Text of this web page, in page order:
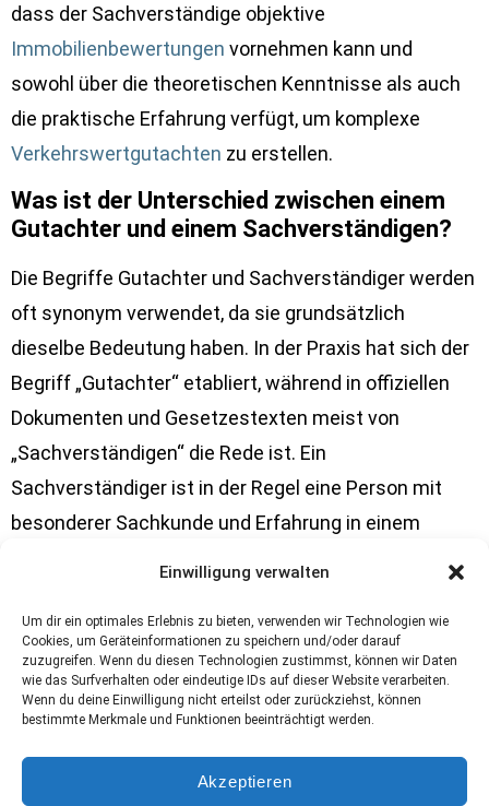
Einwilligung verwalten
Um dir ein optimales Erlebnis zu bieten, verwenden wir Technologien wie
Cookies, um Geräteinformationen zu speichern und/oder darauf
zuzugreifen. Wenn du diesen Technologien zustimmst, können wir Daten
wie das Surfverhalten oder eindeutige IDs auf dieser Website verarbeiten.
Wenn du deine Einwilligung nicht erteilst oder zurückziehst, können
bestimmte Merkmale und Funktionen beeinträchtigt werden.
Akzeptieren
dass der Sachverständige objektive
Immobilienbewertungen vornehmen kann und
sowohl über die theoretischen Kenntnisse als auch
die praktische Erfahrung verfügt, um komplexe
Verkehrswertgutachten zu erstellen.
Was ist der Unterschied zwischen einem
Gutachter und einem Sachverständigen?
Die Begriffe Gutachter und Sachverständiger werden
oft synonym verwendet, da sie grundsätzlich
dieselbe Bedeutung haben. In der Praxis hat sich der
Begriff „Gutachter“ etabliert, während in offiziellen
Dokumenten und Gesetzestexten meist von
„Sachverständigen“ die Rede ist. Ein
Sachverständiger ist in der Regel eine Person mit
besonderer Sachkunde und Erfahrung in einem
Verfahren wird immer der Begriff „Sachverständiger“
genutzt, während „Gutachter“ eher
umgangssprachlich verwendet wird.